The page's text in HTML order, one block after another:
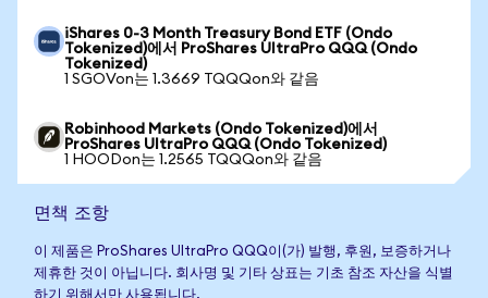
iShares 0-3 Month Treasury Bond ETF (Ondo
Tokenized)에서 ProShares UltraPro QQQ (Ondo
Tokenized)
1 SGOVon는 1.3669 TQQQon와 같음
Robinhood Markets (Ondo Tokenized)에서
ProShares UltraPro QQQ (Ondo Tokenized)
1 HOODon는 1.2565 TQQQon와 같음
면책 조항
이 제품은 ProShares UltraPro QQQ이(가) 발행, 후원, 보증하거나
제휴한 것이 아닙니다. 회사명 및 기타 상표는 기초 참조 자산을 식별